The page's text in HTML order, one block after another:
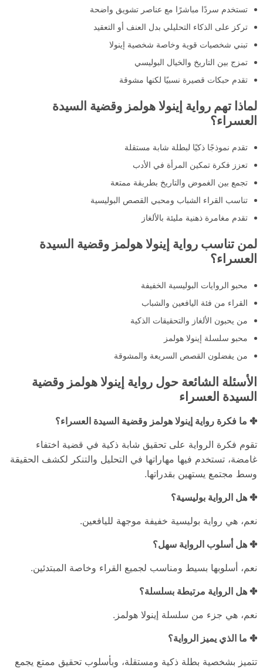
تستخدم سردًا مباشرًا مع عناصر تشويق واضحة
تركز على الذكاء التحليلي بدل العنف أو التعقيد
تبني شخصيات قوية وخاصة شخصية إينولا
تمزج بين التاريخ والخيال البوليسي
تقدم حبكات قصيرة نسبيًا لكنها مشوقة
لماذا تهم رواية إينولا هولمز وقضية السيدة
العسراء؟
تقدم نموذجًا ذكيًا لبطلة شابة مستقلة
تعزز فكرة تمكين المرأة في الأدب
تجمع بين الغموض والتاريخ بطريقة ممتعة
تناسب القراء الشباب ومحبي القصص البوليسية
تقدم مغامرة ذهنية مليئة بالألغاز
لمن تناسب رواية إينولا هولمز وقضية السيدة
العسراء؟
محبو الروايات البوليسية الخفيفة
القراء من فئة اليافعين والشباب
من يحبون الألغاز والتحقيقات الذكية
محبو سلسلة إينولا هولمز
من يفضلون القصص السريعة والمشوقة
الأسئلة الشائعة حول رواية إينولا هولمز وقضية
السيدة العسراء
✤ ما فكرة رواية إينولا هولمز وقضية السيدة العسراء؟
تقوم فكرة الرواية على تحقيق شابة ذكية في قضية اختفاء
غامضة، تستخدم فيها مهاراتها في التحليل والتنكر لكشف الحقيقة
وسط مجتمع يستهين بقدراتها.
✤ هل الرواية بوليسية؟
نعم، هي رواية بوليسية خفيفة موجهة لليافعين.
✤ هل أسلوب الرواية سهل؟
نعم، أسلوبها بسيط ومناسب لجميع القراء وخاصة المبتدئين.
✤ هل الرواية مرتبطة بسلسلة؟
نعم، هي جزء من سلسلة إينولا هولمز.
✤ ما الذي يميز الرواية؟
تتميز بشخصية بطلة ذكية ومستقلة، وبأسلوب تحقيق ممتع يجمع